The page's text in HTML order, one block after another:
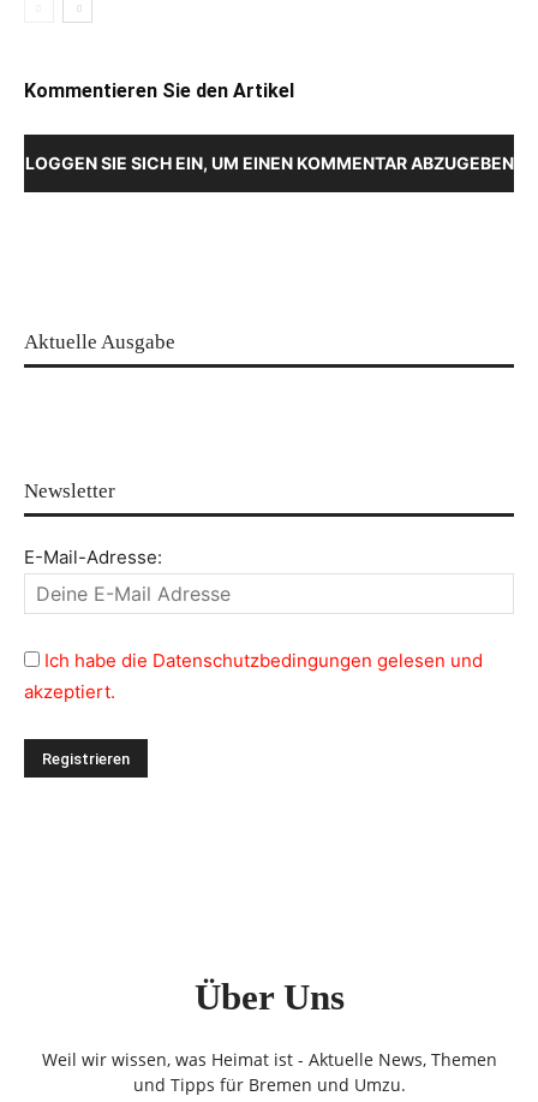
Kommentieren Sie den Artikel
LOGGEN SIE SICH EIN, UM EINEN KOMMENTAR ABZUGEBEN
Aktuelle Ausgabe
Newsletter
E-Mail-Adresse:
Ich habe die Datenschutzbedingungen gelesen und
akzeptiert.
Über Uns
Weil wir wissen, was Heimat ist - Aktuelle News, Themen
und Tipps für Bremen und Umzu.